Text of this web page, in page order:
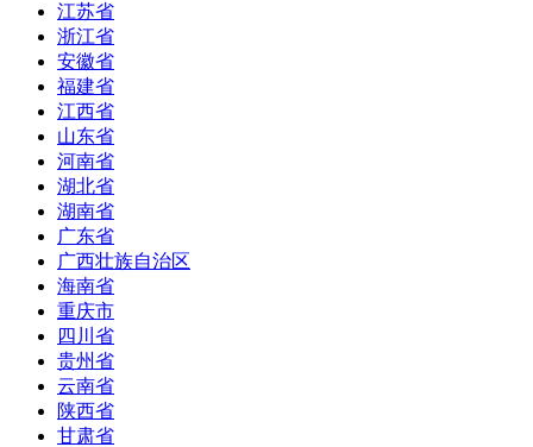
江苏省
浙江省
安徽省
福建省
江西省
山东省
河南省
湖北省
湖南省
广东省
广西壮族自治区
海南省
重庆市
四川省
贵州省
云南省
陕西省
甘肃省